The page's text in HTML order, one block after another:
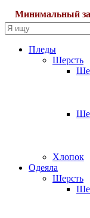
Минимальный
Пледы
Шерсть
Хлопок
Одеяла
Шерсть